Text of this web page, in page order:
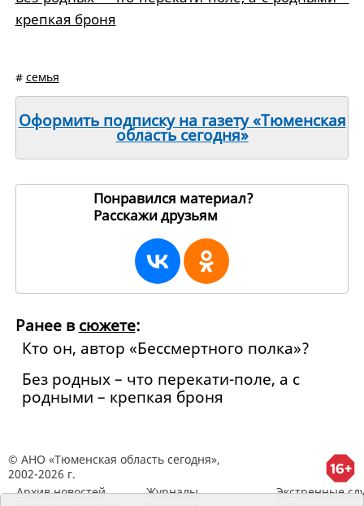
крепкая броня
# семья
Оформить подписку на газету «Тюменская
область сегодня»
Понравился материал?
Расскажи друзьям
Ранее в сюжете:
Кто он, автор «Бессмертного полка»?
Без родных – что перекати-поле, а с
родными – крепкая броня
© АНО «Тюменская область сегодня»,
2002-2026 г.
Архив новостей
Журналы
Экстренные